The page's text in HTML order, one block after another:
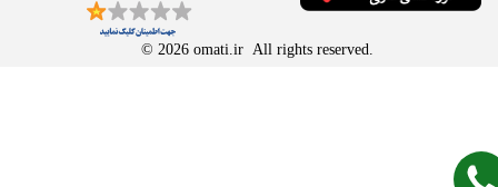
© 2026 omati.ir All rights reserved.